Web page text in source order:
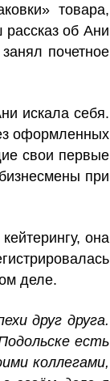
товара,
об Ани
почетное
искала себя.
оформленных
свои первые
при
она
деле.
друг друга.
есть
коллегами,